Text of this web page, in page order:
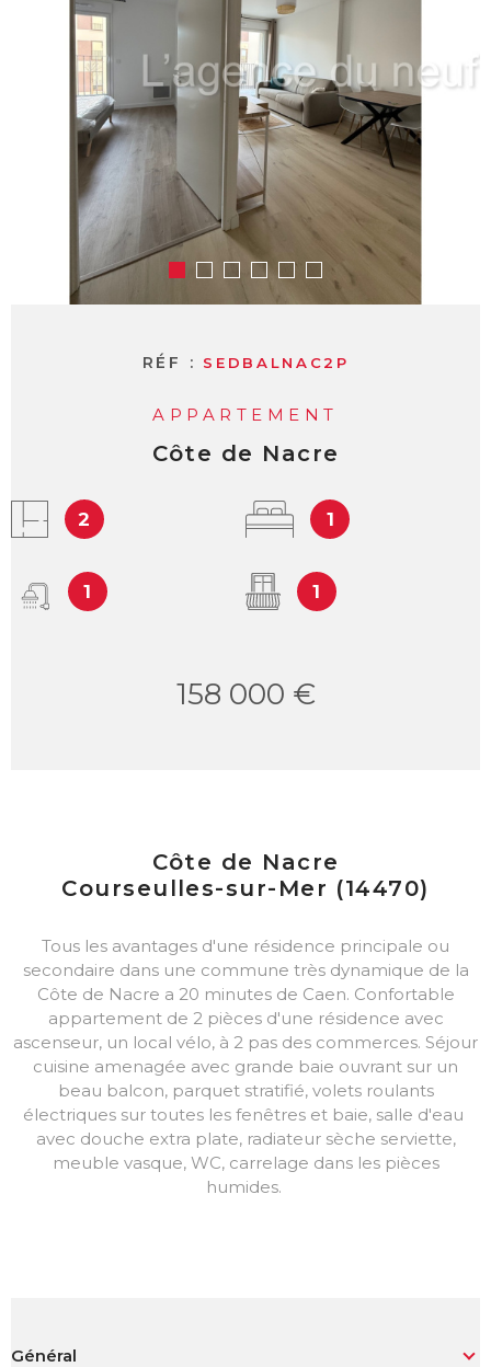
RÉF : SEDBALNAC2P
APPARTEMENT
Côte de Nacre
2 1
1 1
158 000 €
Côte de Nacre
Courseulles-sur-Mer (14470)
Tous les avantages d'une résidence principale ou
secondaire dans une commune très dynamique de la
Côte de Nacre a 20 minutes de Caen. Confortable
appartement de 2 pièces d'une résidence avec
ascenseur, un local vélo, à 2 pas des commerces. Séjour
cuisine amenagée avec grande baie ouvrant sur un
beau balcon, parquet stratifié, volets roulants
électriques sur toutes les fenêtres et baie, salle d'eau
avec douche extra plate, radiateur sèche serviette,
meuble vasque, WC, carrelage dans les pièces
humides.
Général